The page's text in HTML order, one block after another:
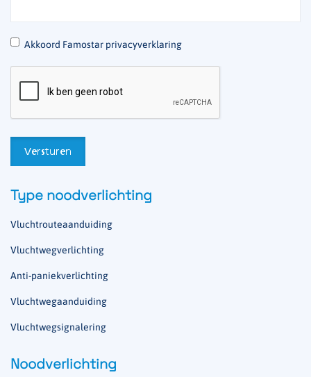
* Akkoord Famostar privacyverklaring
Type noodverlichting
Vluchtrouteaanduiding
Vluchtwegverlichting
Anti-paniekverlichting
Vluchtwegaanduiding
Vluchtwegsignalering
Noodverlichting